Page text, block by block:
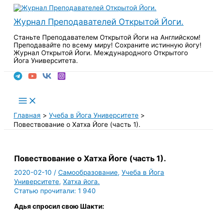
Перейти
содержимому
Журнал Преподавателей Открытой Йоги.
Станьте Преподавателем Открытой Йоги на Английском!
Преподавайте по всему миру! Сохраните истинную йогу!
Журнал Открытой Йоги. Международного Открытого
Йога Университета.
Main
Menu
Главная
Учеба в Йога Университете
Повествование о Хатха Йоге (часть 1).
Повествование о Хатха Йоге (часть 1).
2020-02-10/Самообразование,Учеба в Йога
Университете,Хатха йога.
Статью прочитали: 1 940
Адья спросил свою Шакти: